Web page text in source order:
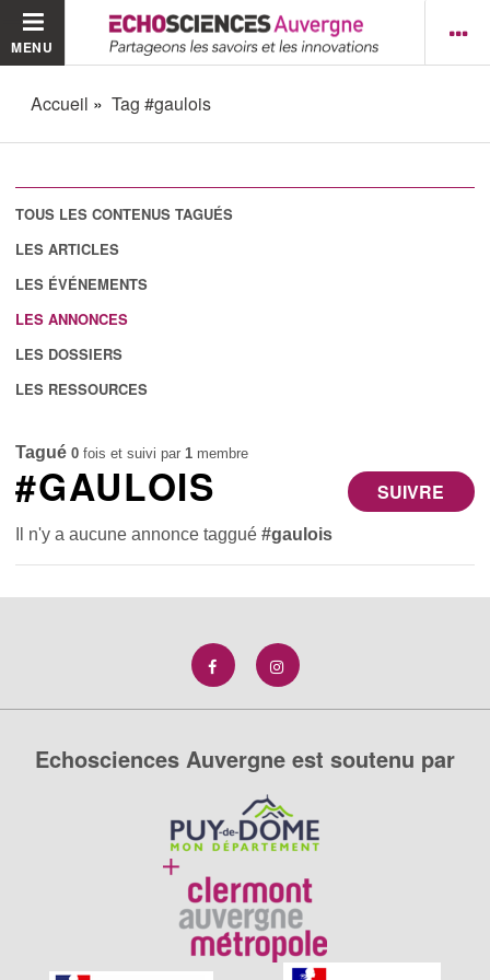
MENU
Accueil Tag #gaulois
TOUS LES CONTENUS TAGUÉS
LES ARTICLES
LES ÉVÉNEMENTS
LES ANNONCES
LES DOSSIERS
LES RESSOURCES
Tagué 0 fois et suivi par 1 membre
SUIVRE
#GAULOIS
Il n'y a aucune annonce taggué#gaulois
Echosciences Auvergne est soutenu par